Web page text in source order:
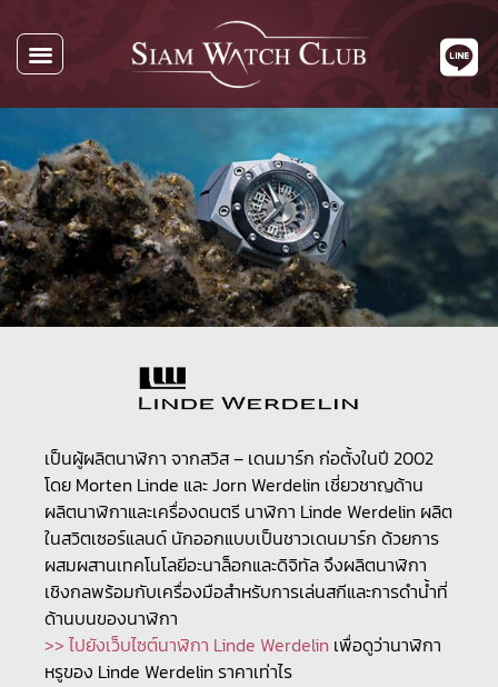
เป็นผู้ผลิตนาฬิกา จากสวิส – เดนมาร์ก ก่อตั้งในปี 2002
โดย Morten Linde และ Jorn Werdelin เชี่ยวชาญด้าน
ผลิตนาฬิกาและเครื่องดนตรี นาฬิกา Linde Werdelin ผลิต
ในสวิตเซอร์แลนด์ นักออกแบบเป็นชาวเดนมาร์ก ด้วยการ
ผสมผสานเทคโนโลยีอะนาล็อกและดิจิทัล จึงผลิตนาฬิกา
เชิงกลพร้อมกับเครื่องมือสำหรับการเล่นสกีและการดำน้ำที่
ด้านบนของนาฬิกา
>> ไปยังเว็บไซต์นาฬิกา Linde Werdelin เพื่อดูว่านาฬิกา
หรูของ Linde Werdelin ราคาเท่าไร